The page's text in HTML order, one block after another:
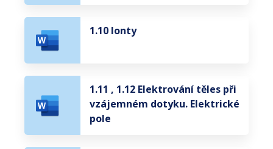
1.10 Ionty
1.11 , 1.12 Elektrování těles při
vzájemném dotyku. Elektrické
pole